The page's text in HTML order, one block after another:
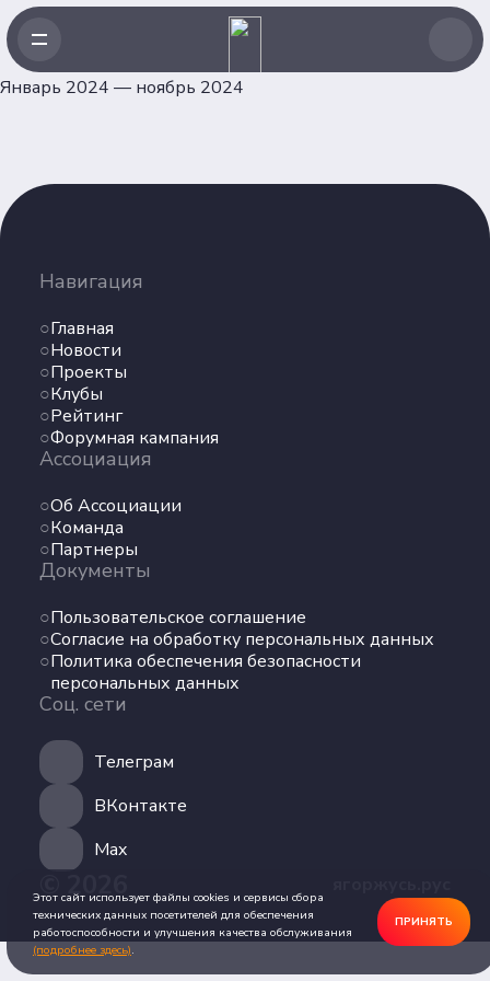
Январь 2024 — ноябрь 2024
Навигация
Главная
Новости
Проекты
Клубы
Рейтинг
Форумная кампания
Ассоциация
Об Ассоциации
Команда
Партнеры
Документы
Пользовательское соглашение
Согласие на обработку персональных данных
Политика обеспечения безопасности
персональных данных
Соц. сети
Телеграм
ВКонтакте
Max
© 2026
Главная
Новости
Проекты
Клубы
Рейтинг
Форумная кампания
Команда
Партнеры
Пользовательское соглашение
Согласие на обработку персональных данных
Политика обеспечения безопасности
персональных данных
сети
Телеграм
ВКонтакте
Max
Этот сайт использует файлы cookies и сервисы сбора
технических данных посетителей для обеспечения
работоспособности и улучшения качества обслуживания
(подробнее здесь).
ПРИНЯТЬ